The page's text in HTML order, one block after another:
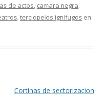
de actos, camara negra,
,terciopelos ignífugos en
Cortinas de sectorizacion